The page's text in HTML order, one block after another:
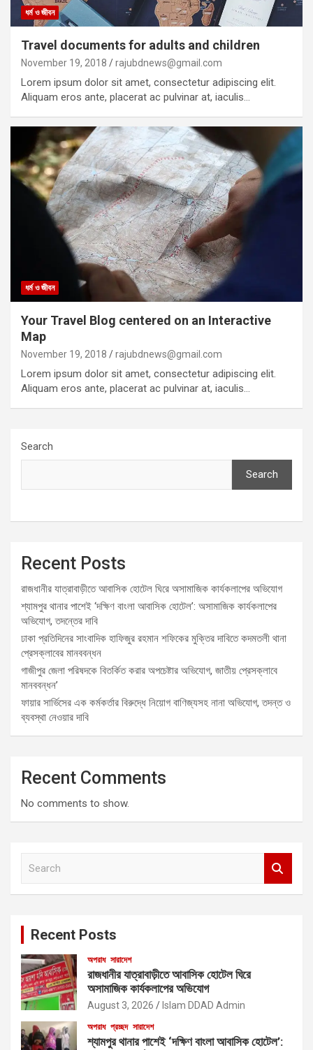
ধর্ম ও জীবন
Travel documents for adults and children
November 19, 2018 rajubdnews@gmail.com
Lorem ipsum dolor sit amet, consectetur adipiscing elit.
Aliquam eros ante, placerat ac pulvinar at, iaculis…
ধর্ম ও জীবন
Your Travel Blog centered on an Interactive
Map
November 19, 2018 rajubdnews@gmail.com
Lorem ipsum dolor sit amet, consectetur adipiscing elit.
Aliquam eros ante, placerat ac pulvinar at, iaculis…
Search
Search
Recent Posts
রাজধানীর যাত্রাবাড়ীতে আবাসিক হোটেল ঘিরে অসামাজিক কার্যকলাপের অভিযোগ
শ্যামপুর থানার পাশেই ‘দক্ষিণ বাংলা আবাসিক হোটেল’: অসামাজিক কার্যকলাপের
অভিযোগ, তদন্তের দাবি
ঢাকা প্রতিদিনের সাংবাদিক হাফিজুর রহমান শফিকের মুক্তির দাবিতে কদমতলী থানা
প্রেসক্লাবের মানববন্ধন
গাজীপুর জেলা পরিষদকে বিতর্কিত করার অপচেষ্টার অভিযোগ, জাতীয় প্রেসক্লাবে
মানববন্ধন’
ফায়ার সার্ভিসের এক কর্মকর্তার বিরুদ্ধে নিয়োগ বাণিজ্যসহ নানা অভিযোগ, তদন্ত ও
ব্যবস্থা নেওয়ার দাবি
Recent Comments
No comments to show.
Recent Posts
অপরাধ সারাদেশ
রাজধানীর যাত্রাবাড়ীতে আবাসিক হোটেল ঘিরে
অসামাজিক কার্যকলাপের অভিযোগ
August 3, 2026 Islam DDAD Admin
অপরাধ প্রচ্ছদ সারাদেশ
শ্যামপুর থানার পাশেই ‘দক্ষিণ বাংলা আবাসিক হোটেল’: